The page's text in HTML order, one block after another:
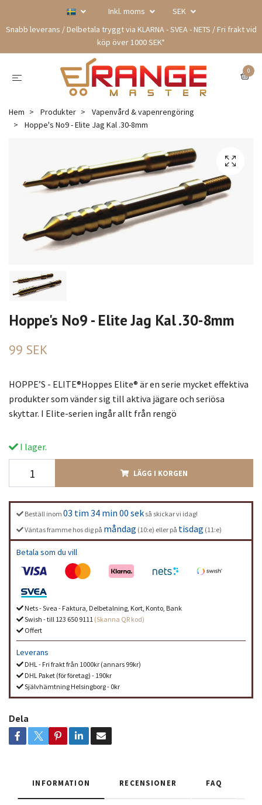
Inkl. moms
SEK
Snabb leverans / Delbetala tryggt via KLARNA - SVEA - NETS / Fri frakt vid
köp över 1000 SEK*
0
Hem Produkter
Vapenvård & vapenrengöring
Hoppe's No9 - Elite Jag Kal .30-8mm
Hoppe's No9 - Elite Jag Kal .30-8mm
99 SEK
HOPPE’S - ELITE®Hoppes Elite® är en serie mycket effektiva
produkter som vänder sig till aktiva jägare och seriösa
skyttar. I Elite-serien ingår allt från rengö
I lager.
LÄGG I KORGEN
Beställ inom 03 tim 34 min 00 sek så skickar vi idag!
Väntas framme hos dig på måndag (10:e) eller på tisdag (11:e)
Betala som du vill
Nets - Svea - Faktura, Delbetalning, Kort, Konto, Bank
Swish - till 123 650 9111 (Skanna QR kod)
Offert
Leverans
DHL - Fri frakt från 1000kr (annars 99kr)
DHL Paket (för företag) - 190kr
Självhämtning Helsingborg - 0kr
Dela
INFORMATION RECENSIONER FAQ